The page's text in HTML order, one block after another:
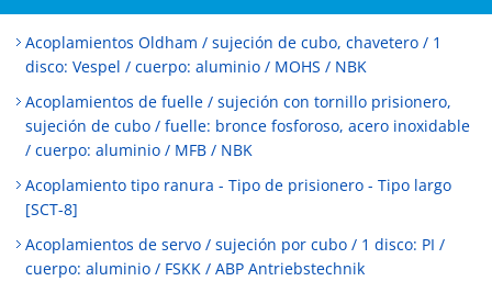
Acoplamientos Oldham / sujeción de cubo, chavetero / 1
disco: Vespel / cuerpo: aluminio / MOHS / NBK
Acoplamientos de fuelle / sujeción con tornillo prisionero,
sujeción de cubo / fuelle: bronce fosforoso, acero inoxidable
/ cuerpo: aluminio / MFB / NBK
Acoplamiento tipo ranura - Tipo de prisionero - Tipo largo
[SCT-8]
Acoplamientos de servo / sujeción por cubo / 1 disco: PI /
cuerpo: aluminio / FSKK / ABP Antriebstechnik